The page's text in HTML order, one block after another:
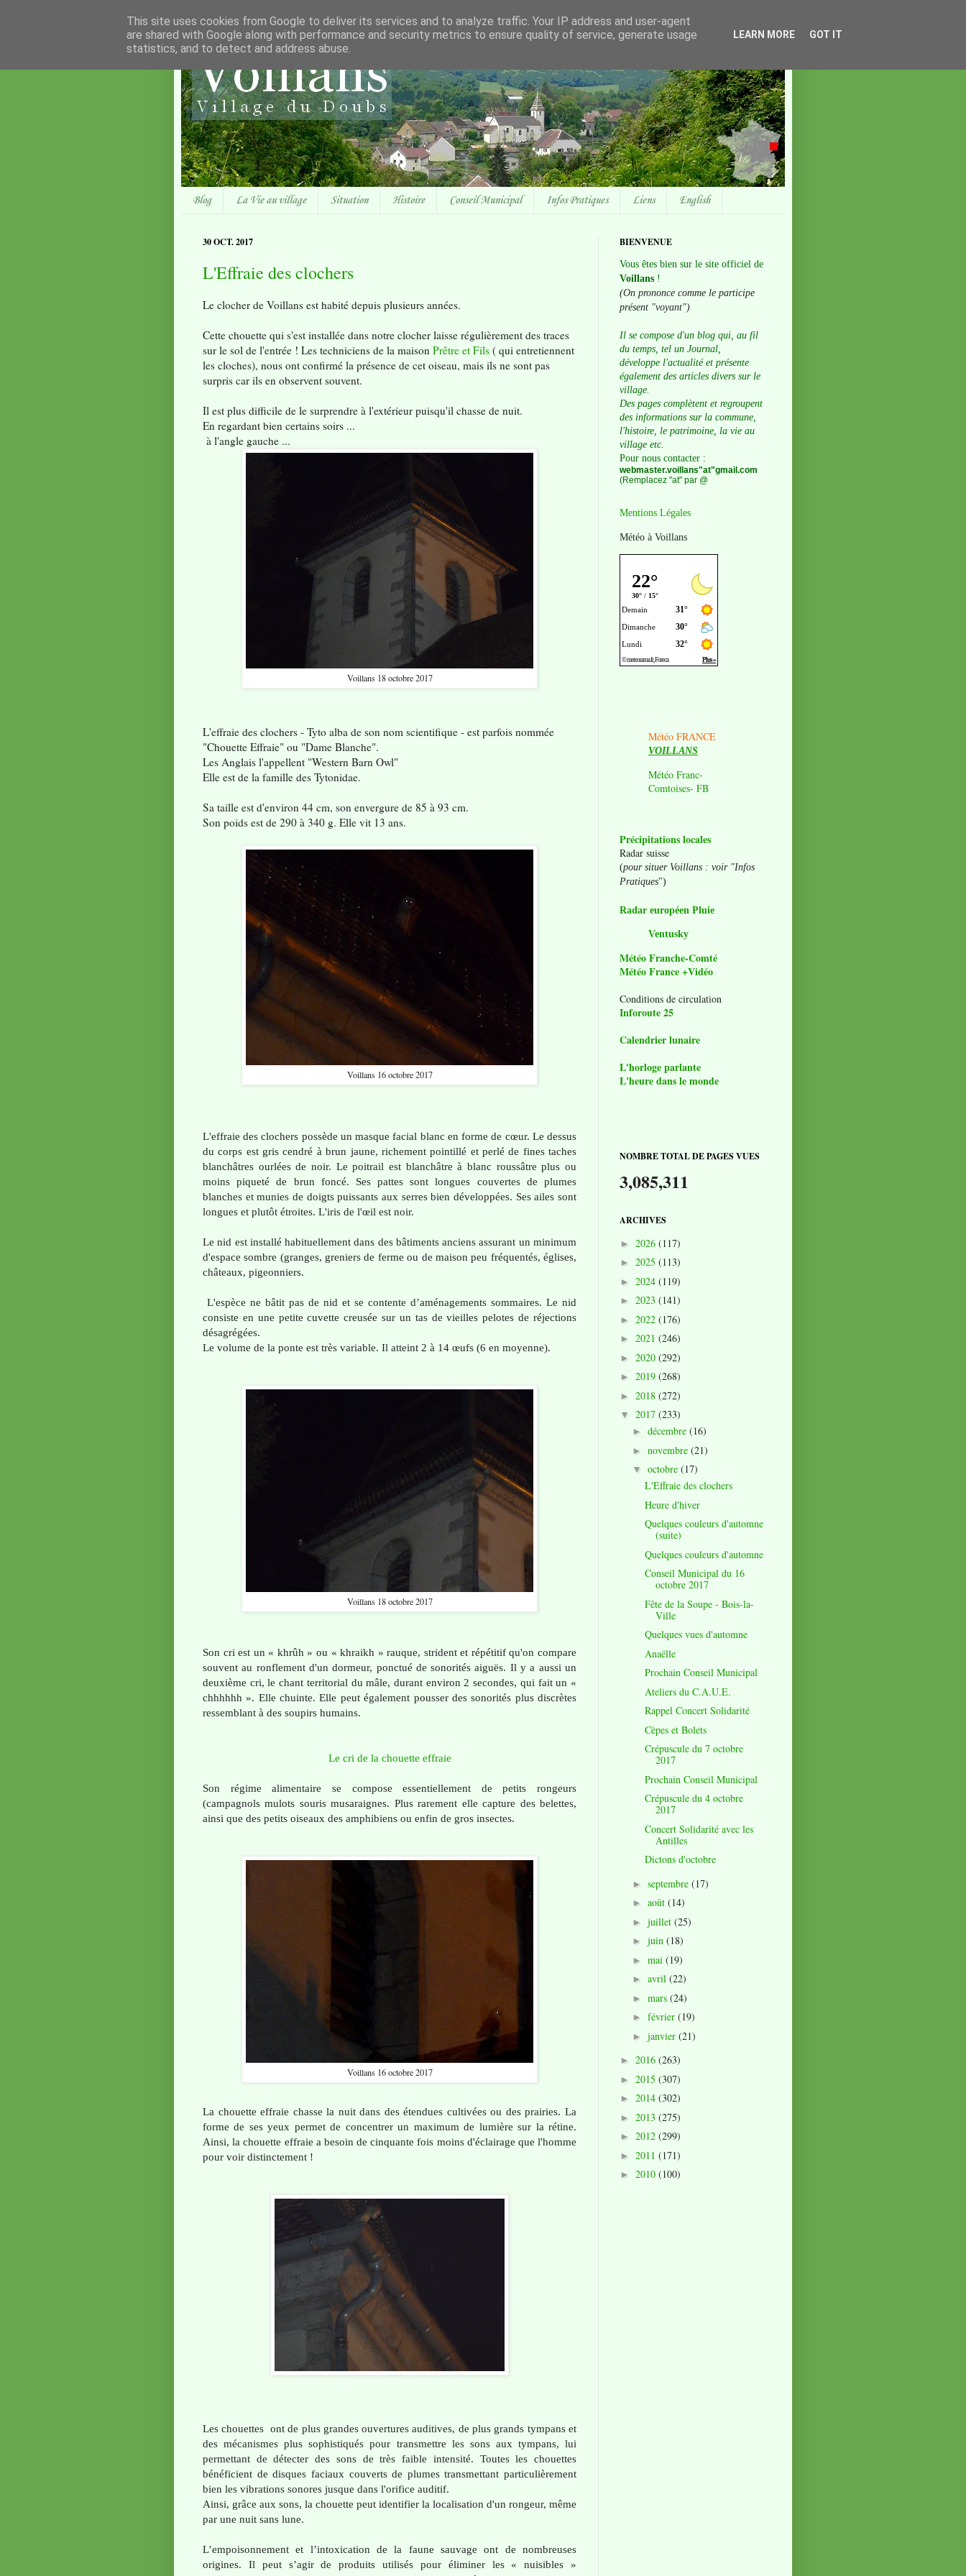
Blog La Vie au village Situation Histoire Conseil Municipal Infos Pratiques Liens English
30 OCT. 2017
L'Effraie des clochers
Le clocher de Voillans est habité depuis plusieurs années.
Cette chouette qui s'est installée dans notre clocher laisse régulièrement des traces
sur le sol de l'entrée ! Les techniciens de la maison Prêtre et Fils ( qui entretiennent
les cloches), nous ont confirmé la présence de cet oiseau, mais ils ne sont pas
surpris car ils en observent souvent.
Il est plus difficile de le surprendre à l'extérieur puisqu'il chasse de nuit.
En regardant bien certains soirs ...
à l'angle gauche ...
Voillans 18 octobre 2017
L'effraie des clochers - Tyto alba de son nom scientifique - est parfois nommée
"Chouette Effraie" ou "Dame Blanche".
Les Anglais l'appellent "Western Barn Owl"
Elle est de la famille des Tytonidae.
Sa taille est d'environ 44 cm, son envergure de 85 à 93 cm.
Son poids est de 290 à 340 g. Elle vit 13 ans.
Voillans 16 octobre 2017
L'effraie des clochers possède un masque facial blanc en forme de cœur. Le dessus
du corps est gris cendré à brun jaune, richement pointillé et perlé de fines taches
blanchâtres ourlées de noir. Le poitrail est blanchâtre à blanc roussâtre plus ou
moins piqueté de brun foncé. Ses pattes sont longues couvertes de plumes
blanches et munies de doigts puissants aux serres bien développées. Ses ailes sont
longues et plutôt étroites. L'iris de l'œil est noir.
Le nid est installé habituellement dans des bâtiments anciens assurant un minimum
d'espace sombre (granges, greniers de ferme ou de maison peu fréquentés, églises,
châteaux, pigeonniers.
L'espèce ne bâtit pas de nid et se contente d’aménagements sommaires. Le nid
consiste en une petite cuvette creusée sur un tas de vieilles pelotes de réjections
désagrégées.
Le volume de la ponte est très variable. Il atteint 2 à 14 œufs (6 en moyenne).
Voillans 18 octobre 2017
Son cri est un « khrûh » ou « khraikh » rauque, strident et répétitif qu'on compare
souvent au ronflement d'un dormeur, ponctué de sonorités aiguës. Il y a aussi un
deuxième cri, le chant territorial du mâle, durant environ 2 secondes, qui fait un «
chhhhhh ». Elle chuinte. Elle peut également pousser des sonorités plus discrètes
ressemblant à des soupirs humains.
Le cri de la chouette effraie
Son régime alimentaire se compose essentiellement de petits rongeurs
(campagnols mulots souris musaraignes. Plus rarement elle capture des belettes,
ainsi que des petits oiseaux des amphibiens ou enfin de gros insectes.
Voillans 16 octobre 2017
La chouette effraie chasse la nuit dans des étendues cultivées ou des prairies. La
forme de ses yeux permet de concentrer un maximum de lumière sur la rétine.
Ainsi, la chouette effraie a besoin de cinquante fois moins d'éclairage que l'homme
pour voir distinctement !
Les chouettes ont de plus grandes ouvertures auditives, de plus grands tympans et
des mécanismes plus sophistiqués pour transmettre les sons aux tympans, lui
permettant de détecter des sons de très faible intensité. Toutes les chouettes
bénéficient de disques faciaux couverts de plumes transmettant particulièrement
bien les vibrations sonores jusque dans l'orifice auditif.
Ainsi, grâce aux sons, la chouette peut identifier la localisation d'un rongeur, même
par une nuit sans lune.
L’empoisonnement et l’intoxication de la faune sauvage ont de nombreuses
origines. Il peut s’agir de produits utilisés pour éliminer les « nuisibles »
BIENVENUE
Vous êtes bien sur le site officiel de
Voillans !
(On prononce comme le participe
présent "voyant")
Il se compose d'un blog qui, au fil
du temps, tel un Journal,
développe l'actualité et présente
également des articles divers sur le
village.
Des pages complètent et regroupent
des informations sur la commune,
l'histoire, le patrimoine, la vie au
village etc.
Pour nous contacter :
webmaster.voillans"at"gmail.com
(Remplacez "at" par @
Mentions Légales
Météo à Voillans
Météo FRANCE
VOILLANS
Météo Franc-
Comtoises- FB
Précipitations locales
Radar suisse
(pour situer Voillans : voir "Infos
Pratiques")
Radar européen Pluie
Ventusky
Météo Franche-Comté
Météo France +Vidéo
Conditions de circulation
Inforoute 25
Calendrier lunaire
L'horloge parlante
L'heure dans le monde
NOMBRE TOTAL DE PAGES VUES
3,085,311
ARCHIVES
► 2026 (117)
► 2025 (113)
► 2024 (119)
► 2023 (141)
► 2022 (176)
► 2021 (246)
► 2020 (292)
► 2019 (268)
► 2018 (272)
▼ 2017 (233)
► décembre (16)
► novembre (21)
▼ octobre (17)
L'Effraie des clochers
Heure d'hiver
Quelques couleurs d'automne
(suite)
Quelques couleurs d'automne
Conseil Municipal du 16
octobre 2017
Fête de la Soupe - Bois-la-
Ville
Quelques vues d'automne
Anaëlle
Prochain Conseil Municipal
Ateliers du C.A.U.E.
Rappel Concert Solidarité
Cèpes et Bolets
Crépuscule du 7 octobre
2017
Prochain Conseil Municipal
Crépuscule du 4 octobre
2017
Concert Solidarité avec les
Antilles
Dictons d'octobre
► septembre (17)
► août (14)
► juillet (25)
► juin (18)
► mai (19)
► avril (22)
► mars (24)
► février (19)
► janvier (21)
► 2016 (263)
► 2015 (307)
► 2014 (302)
► 2013 (275)
► 2012 (299)
► 2011 (171)
► 2010 (100)
This site uses cookies from Google to deliver its services and to analyze traffic. Your IP address and user-agent
are shared with Google along with performance and security metrics to ensure quality of service, generate usage
statistics, and to detect and address abuse.
LEARN MORE GOT IT